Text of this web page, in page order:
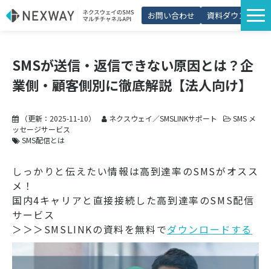
お問い合わせ 資料ダウンロード
選ばれる理由
プラン・価格
導入事例
SMSが送信・返信できない原因とは？企
業側・顧客側別に徹底解説【法人向け】
（更新： 2025-11-10） ネクスウェイ／SMSLINKサポート
SMS メ
ッセージサービス
SMS配信とは
しっかりと伝えたい情報は高到達率のSMSがオスス
メ！
国内4キャリアと直接接続した高到達率のSMS配信
サービス
＞＞＞SMSLINKの資料を無料でダウンロードする